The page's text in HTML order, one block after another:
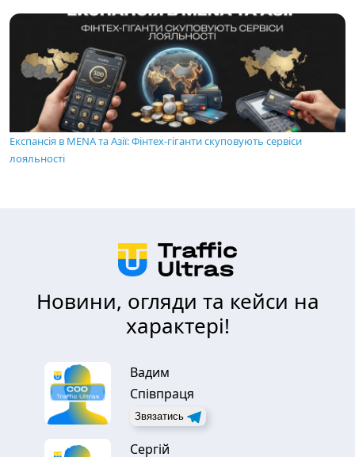
Експансія в MENA та Азії: Фінтех-гіганти скуповують сервіси
лояльності
Новини, огляди та кейси на
характері!
Вадим
Співпраця
Звязатись
Сергій